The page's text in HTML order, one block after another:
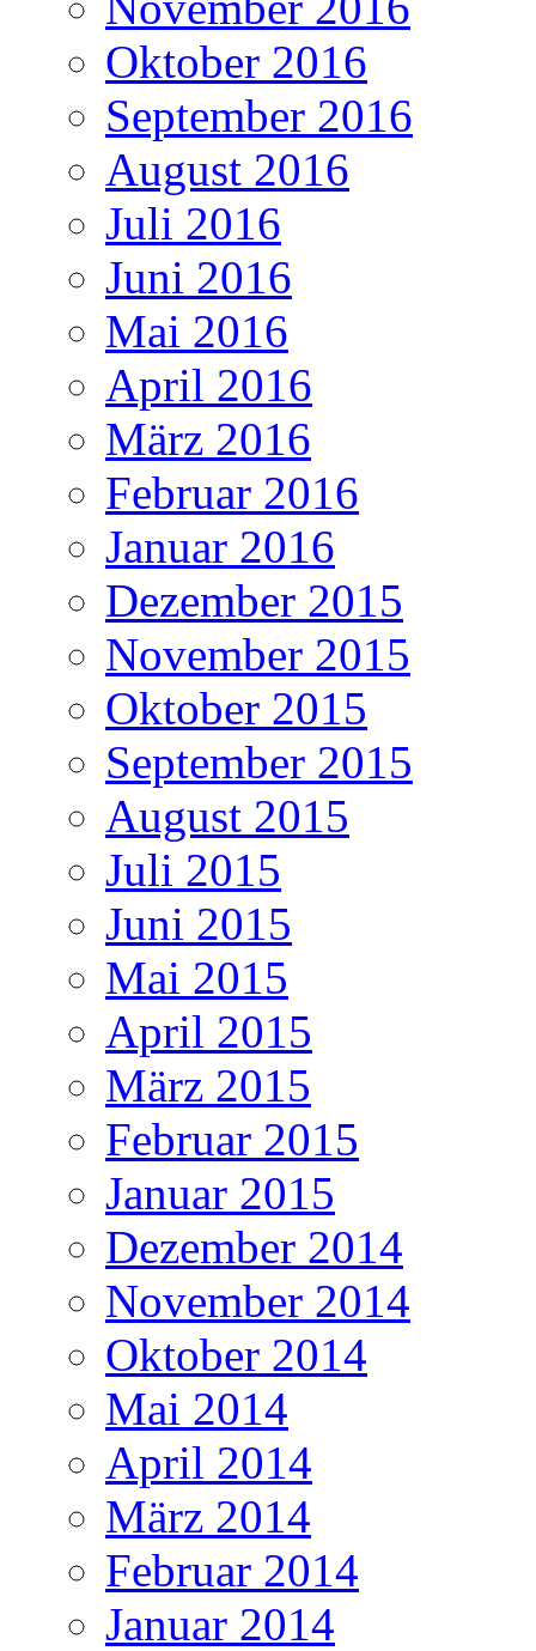
Oktober 2016
September 2016
August 2016
Juli 2016
Juni 2016
Mai 2016
April 2016
März 2016
Februar 2016
Januar 2016
Dezember 2015
November 2015
Oktober 2015
September 2015
August 2015
Juli 2015
Juni 2015
Mai 2015
April 2015
März 2015
Februar 2015
Januar 2015
Dezember 2014
November 2014
Oktober 2014
Mai 2014
April 2014
März 2014
Februar 2014
Januar 2014